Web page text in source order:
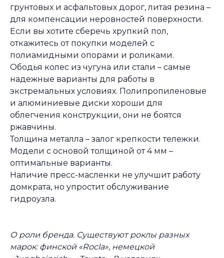
грунтовых и асфальтовых дорог, литая резина –
для компенсации неровностей поверхности.
Если вы хотите сберечь хрупкий пол,
откажитесь от покупки моделей с
полиамидными опорами и роликами.
Ободья колес из чугуна или стали – самые
надежные варианты для работы в
экстремальных условиях. Полипропиленовые
и алюминиевые диски хороши для
облегчения конструкции, они не боятся
ржавчины.
Толщина металла – залог крепкости тележки.
Модели с основой толщиной от 4 мм –
оптимальные варианты.
Наличие пресс-масленки не улучшит работу
домкрата, но упростит обслуживание
гидроузла.
О роли бренда. Существуют роклы разных
марок: финской «Rocla», немецкой